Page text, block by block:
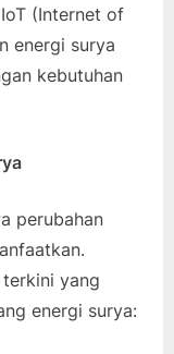
(Internet of
energi surya
kebutuhan
perubahan
yang
energi surya: